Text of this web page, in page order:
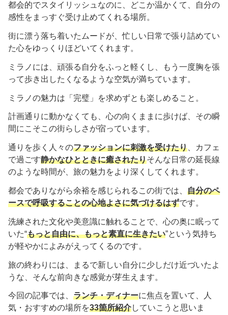
都会的でスタイリッシュなのに、どこか温かくて、自分の
感性をまっすぐ受け止めてくれる場所。
街に漂う落ち着いたムードが、忙しい日常で張り詰めてい
た心をゆっくりほどいてくれます。
ミラノには、頑張る自分をふっと軽くし、もう一度胸を張
って歩き出したくなるような空気が満ちています。
ミラノの魅力は「完璧」を求めずとも楽しめること。
計画通りに動かなくても、心の向くままに歩けば、その瞬
間にこそこの街らしさが宿っています。
通りを歩く人々のファッションに刺激を受けたり 、カフェ
で過ごす静かなひとときに癒されたりそんな日常の延長線
のような時間が、旅の魅力をより深くしてくれます。
都会でありながら余裕を感じられるこの街では、 自分のペ
ースで呼吸することの心地よさに気づけるはずです。
洗練された文化や美意識に触れることで、心の奥に眠って
いた“もっと自由に、もっと素直に生きたい”という気持ち
が軽やかによみがえってくるのです。
旅の終わりには、まるで新しい自分に少しだけ近づいたよ
うな、そんな前向きな感覚が芽生えます。
今回の記事では、 ランチ・ディナーに焦点を置いて、人
気・おすすめの場所を33箇所紹介していこうと思いま